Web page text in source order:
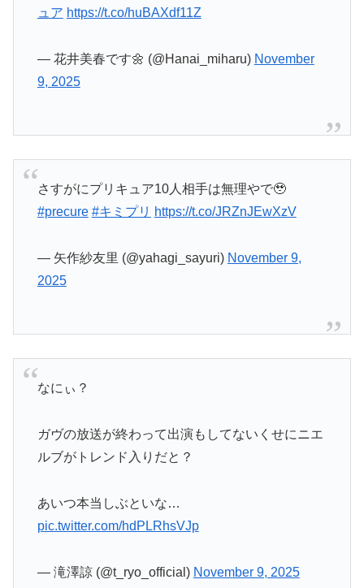
ュア https://t.co/huBAXdf11Z
— 花井美春です🌼 (@Hanai_miharu) November
9, 2025
さすがにプリキュア10人相手は無理やで🥹
#precure #キミプリ https://t.co/JRZnJEwXzV
— 矢作紗友里 (@yahagi_sayuri) November 9,
2025
なにぃ？
ガヴの放送が終わって出演もしてないくせにニエ
ルブがトレンド入りだと？
あいつ本当しぶといな…
pic.twitter.com/hdPLRhsVJp
— 滝澤諒 (@t_ryo_official) November 9, 2025